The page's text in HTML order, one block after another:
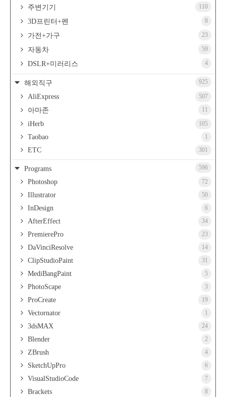
주변기기 110
3D프린터+펜 8
가전+가구 23
자동차 59
DSLR+미러리스 4
해외직구 925
AliExpress 507
아마존 11
iHerb 105
Taobao 1
ETC 301
Programs 596
Photoshop 72
Illustrator 50
InDesign 6
AfterEffect 34
PremierePro 23
DaVinciResolve 14
ClipStudioPaint 31
MediBangPaint 5
PhotoScape 3
ProCreate 19
Vectornator 1
3dsMAX 24
Blender 2
ZBrush 4
SketchUpPro 6
VisualStudioCode 7
Brackets 8